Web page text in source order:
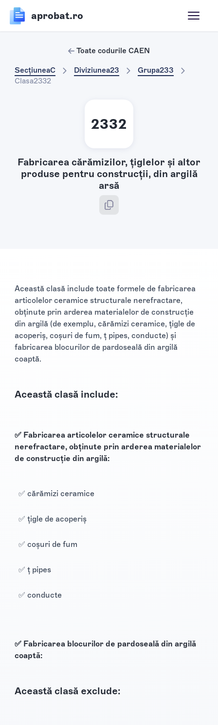
aprobat.ro
Toate codurile CAEN
SecțiuneaC Diviziunea23 Grupa233
Clasa2332
2332
Fabricarea cărămizilor, ţiglelor şi altor
produse pentru construcţii, din argilă
arsă
Această clasă include toate formele de fabricarea
articolelor ceramice structurale nerefractare,
obținute prin arderea materialelor de construcție
din argilă (de exemplu, cărămizi ceramice, țigle de
acoperiș, coșuri de fum, ț pipes, conducte) și
fabricarea blocurilor de pardoseală din argilă
coaptă.
Această clasă include:
✅ Fabricarea articolelor ceramice structurale
nerefractare, obținute prin arderea materialelor
de construcție din argilă:
✅ cărămizi ceramice
✅ țigle de acoperiș
✅ coșuri de fum
✅ ț pipes
✅ conducte
✅ Fabricarea blocurilor de pardoseală din argilă
coaptă:
Această clasă exclude: